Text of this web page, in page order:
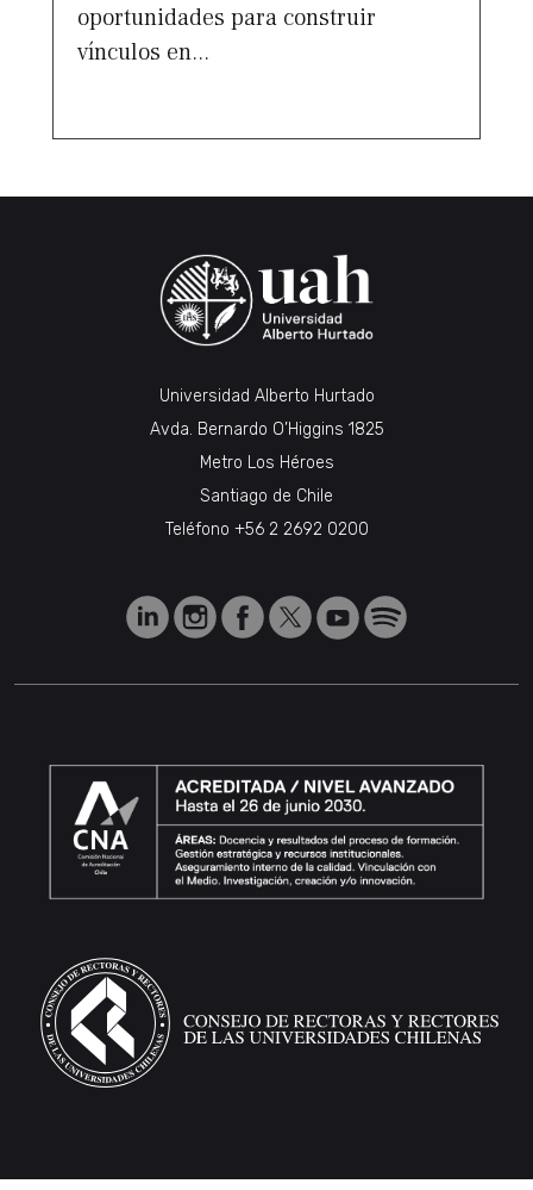
oportunidades para construir
vínculos en...
Universidad Alberto Hurtado
Avda. Bernardo O’Higgins 1825
Metro Los Héroes
Santiago de Chile
Teléfono +56 2 2692 0200